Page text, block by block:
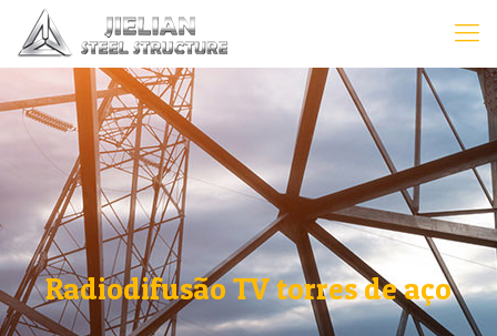
Radiodifusão TV torres de aço